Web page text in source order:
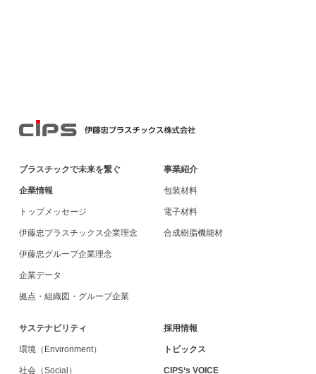
プラスチックで未来を繋ぐ
企業情報
トップメッセージ
伊藤忠プラスチックス企業理念
伊藤忠グループ企業理念
企業データ
拠点・組織図・グループ企業
事業紹介
包装材料
電子材料
合成樹脂機能材
サステナビリティ
環境（Environment）
社会（Social）
採用情報
トピックス
CIPS‘s VOICE